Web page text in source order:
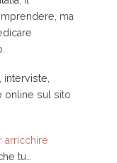
ma
online sul sito
arricchire
tu…